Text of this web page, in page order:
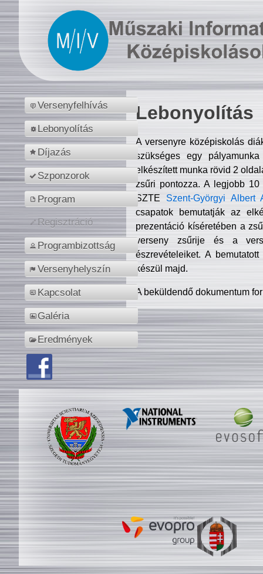
Versenyfelhívás
Lebonyolítás
Díjazás
Szponzorok
Program
Regisztráció
Programbizottság
Versenyhelyszín
Kapcsolat
Galéria
Eredmények
Lebonyolítás
A versenyre középiskolás
szükséges egy
elkészített munka rövid 2
zsűri pontozza. A legjobb
SZTE Szent-Györgyi Albert
csapatok bemutatják az
prezentáció kíséretében a
verseny zsűrije és a
észrevételeiket. A
készül majd.
A beküldendő dokumentum